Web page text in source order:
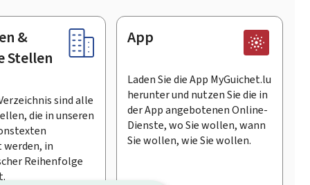
&
Stellen
sind alle
die in unseren
in
Reihenfolge
App
Laden Sie die App MyGuichet.lu
herunter und nutzen Sie die in
der App angebotenen Online-
Dienste, wo Sie wollen, wann
Sie wollen, wie Sie wollen.